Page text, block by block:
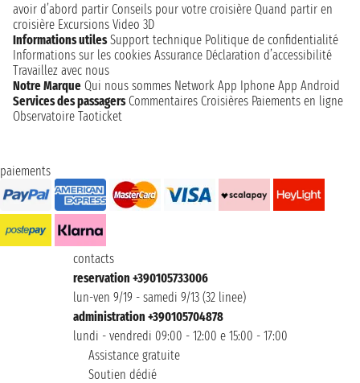
avoir d’abord partir Conseils pour votre croisière Quand partir en
croisière Excursions Video 3D
Informations utiles Support technique Politique de confidentialité
Informations sur les cookies Assurance Déclaration d’accessibilité
Travaillez avec nous
Notre Marque Qui nous sommes Network App Iphone App Android
Services des passagers Commentaires Croisières Paiements en ligne
Observatoire Taoticket
paiements
contacts
reservation +390105733006
lun-ven 9/19 - samedi 9/13 (32 linee)
administration +390105704878
lundi - vendredi 09:00 - 12:00 e 15:00 - 17:00
Assistance gratuite
Soutien dédié